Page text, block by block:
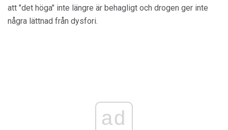
att "det höga" inte längre är behagligt och drogen ger inte
några lättnad från dysfori.
ad